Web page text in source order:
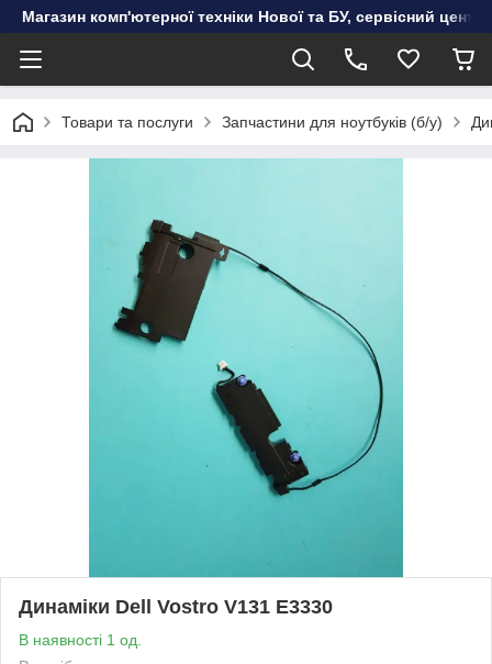
Магазин комп'ютерної техніки Нової та БУ, сервісний центр
Товари та послуги Запчастини для ноутбуків (б/у)
Динаміки Dell Vostro V131 E3330
В наявності 1 од.